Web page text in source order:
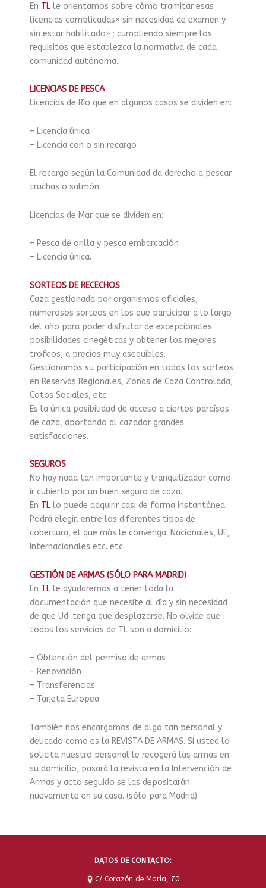
En TL le orientamos sobre cómo tramitar esas
licencias complicadas» sin necesidad de examen y
sin estar habilitado» ; cumpliendo siempre los
requisitos que establezca la normativa de cada
comunidad autónoma.
LICENCIAS DE PESCA
Licencias de Río que en algunos casos se dividen en:
– Licencia única
– Licencia con o sin recargo
El recargo según la Comunidad da derecho a pescar
truchas o salmón.
Licencias de Mar que se dividen en:
– Pesca de orilla y pesca embarcación
– Licencia única.
SORTEOS DE RECECHOS
Caza gestionada por organismos oficiales,
numerosos sorteos en los que participar a lo largo
del año para poder disfrutar de excepcionales
posibilidades cinegéticas y obtener los mejores
trofeos, a precios muy asequibles.
Gestionamos su participación en todos los sorteos
en Reservas Regionales, Zonas de Caza Controlada,
Cotos Sociales, etc.
Es la única posibilidad de acceso a ciertos paraísos
de caza, aportando al cazador grandes
satisfacciones.
SEGUROS
No hay nada tan importante y tranquilizador como
ir cubierto por un buen seguro de caza.
En TL lo puede adquirir casi de forma instantánea.
Podrá elegir, entre los diferentes tipos de
cobertura, el que más le convenga: Nacionales, UE,
Internacionales etc. etc.
GESTIÓN DE ARMAS (SÓLO PARA MADRID)
En TL le ayudaremos a tener toda la
documentación que necesite al día y sin necesidad
de que Ud. tenga que desplazarse. No olvide que
todos los servicios de TL son a domicilio:
– Obtención del permiso de armas
– Renovación
– Transferencias
– Tarjeta Europea
También nos encargamos de algo tan personal y
delicado como es la REVISTA DE ARMAS. Si usted lo
solicita nuestro personal le recogerá las armas en
su domicilio, pasará la revista en la Intervención de
Armas y acto seguido se las depositarán
nuevamente en su casa. (sólo para Madrid)
DATOS DE CONTACTO:
C/ Corazón de María, 70